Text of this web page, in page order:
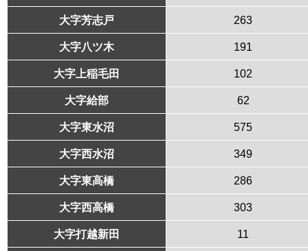
大字芳志戸 263
大字八ツ木 191
大字上稲毛田 102
大字給部 62
大字東水沼 575
大字西水沼 349
大字東高橋 286
大字西高橋 303
大字打越新田 11